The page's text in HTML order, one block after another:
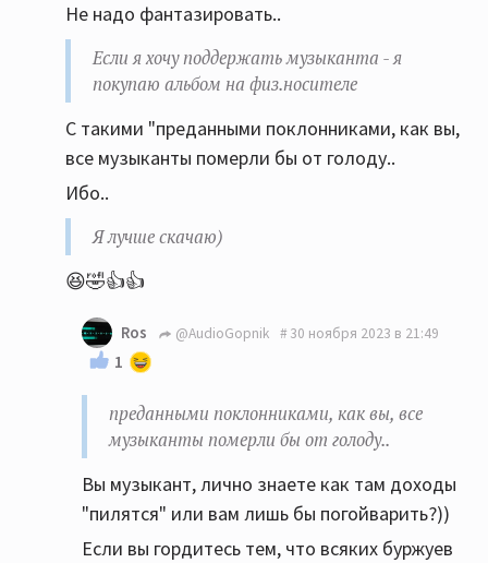
Если я хочу поддержать музыканта - я покупаю
альбом на физ.носителе. ТОЛЬКО наличие
физической копии является подтверждением
того, что вы купили альбом (не читаем
маленькие буковки на обратной стороне
обложки про копирование только) а уж башлять
денюжки буржуям, за пользование их сервисом,
я не стану. Пусть без меня обогощаются. Я
лучше скачаю)
Не надо фантазировать..
Если я хочу поддержать музыканта - я
покупаю альбом на физ.носителе
С такими "преданными поклонниками, как вы,
все музыканты померли бы от голоду..
Ибо..
Я лучше скачаю)
😆🤣👍👍
Ros @AudioGopnik 30 ноября 2023 в 21:49
1
преданными поклонниками, как вы, все
музыканты померли бы от голоду..
Вы музыкант, лично знаете как там доходы
"пилятся" или вам лишь бы погойварить?))
Если вы гордитесь тем, что всяких буржуев